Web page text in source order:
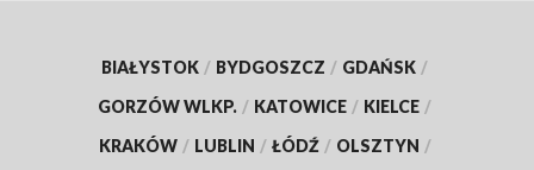
BIAŁYSTOK / BYDGOSZCZ / GDAŃSK /
GORZÓW WLKP. / KATOWICE / KIELCE /
KRAKÓW / LUBLIN / ŁÓDŹ / OLSZTYN /